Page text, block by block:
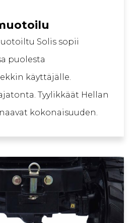
Solis sopii
puolesta
käyttäjälle.
Tyylikkäät Hellan
kokonaisuuden.